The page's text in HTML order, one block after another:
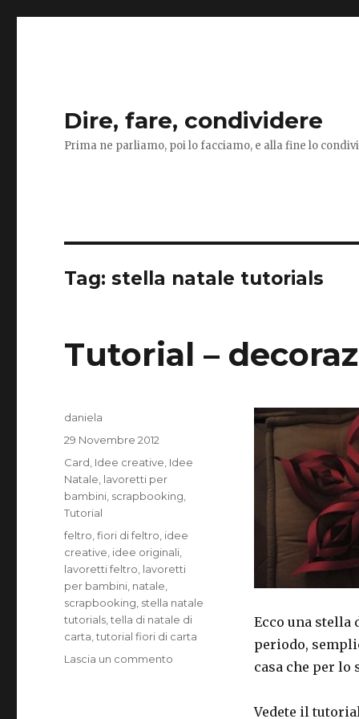
Dire, fare, condividere
Prima ne parliamo, poi lo facciamo, e alla fine lo
Tag:stella natale tutorials
Tutorial –
Ecco una stella
periodo,
casa che per lo
Vedete il
Autore
daniela
Pubblicato
29 Novembre 2012
Categorie
Card Idee creative Idee
Natale lavoretti per
bambini scrapbooking
Tutorial
Tag
feltro ,fiori di feltro idee
creative idee originali
lavoretti feltro lavoretti
per bambini natale
scrapbooking stella natale
tutorials ,tella di natale di
carta ,tutorial fiori di carta
Lascia un commento